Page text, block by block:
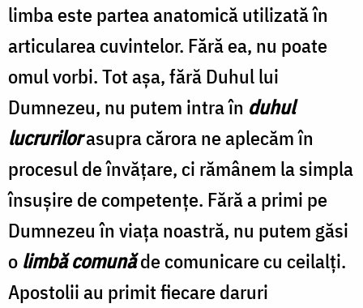
limba este partea anatomică utilizată în
articularea cuvintelor. Fără ea, nu poate
omul vorbi. Tot aşa, fără Duhul lui
Dumnezeu, nu putem intra în duhul
lucrurilorasupra cărora ne aplecăm în
procesul de învăţare, ci rămânem la simpla
însuşire de competenţe. Fără a primi pe
Dumnezeu în viaţa noastră, nu putem găsi
o limbă comunăde comunicare cu ceilalţi.
Apostolii au primit fiecare daruri